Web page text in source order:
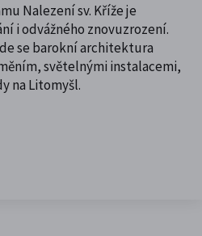
Nalezení sv. Kříže je
i odvážného znovuzrození.
se barokní architektura
světelnými instalacemi,
na Litomyšl.